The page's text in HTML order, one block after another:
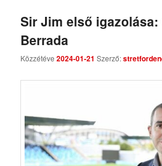
Sir Jim első igazolása:
Berrada
Közzétéve2024-01-21 Szerző: